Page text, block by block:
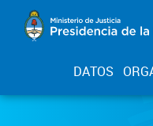
DATOS